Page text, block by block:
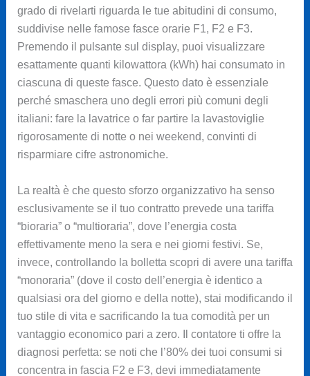
grado di rivelarti riguarda le tue abitudini di consumo,
suddivise nelle famose fasce orarie F1, F2 e F3.
Premendo il pulsante sul display, puoi visualizzare
esattamente quanti kilowattora (kWh) hai consumato in
ciascuna di queste fasce. Questo dato è essenziale
perché smaschera uno degli errori più comuni degli
italiani: fare la lavatrice o far partire la lavastoviglie
rigorosamente di notte o nei weekend, convinti di
risparmiare cifre astronomiche.
La realtà è che questo sforzo organizzativo ha senso
esclusivamente se il tuo contratto prevede una tariffa
“bioraria” o “multioraria”, dove l’energia costa
effettivamente meno la sera e nei giorni festivi. Se,
invece, controllando la bolletta scopri di avere una tariffa
“monoraria” (dove il costo dell’energia è identico a
qualsiasi ora del giorno e della notte), stai modificando il
tuo stile di vita e sacrificando la tua comodità per un
vantaggio economico pari a zero. Il contatore ti offre la
diagnosi perfetta: se noti che l’80% dei tuoi consumi si
concentra in fascia F2 e F3, devi immediatamente